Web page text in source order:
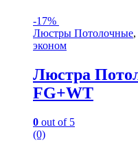
-17%
Люстры Потолочные,
эконом
Люстра
FG+WT
0 out of 5
(0)